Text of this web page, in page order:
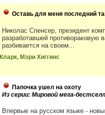
Оставь для меня последний
Николас Спенсер, президент
разработавшей противораковую
разбивается на своем...
Кларк, Мэри Хиггинс
Папочка ушел на охоту
Из серии: Мировой мега-
Впервые на русском языке -